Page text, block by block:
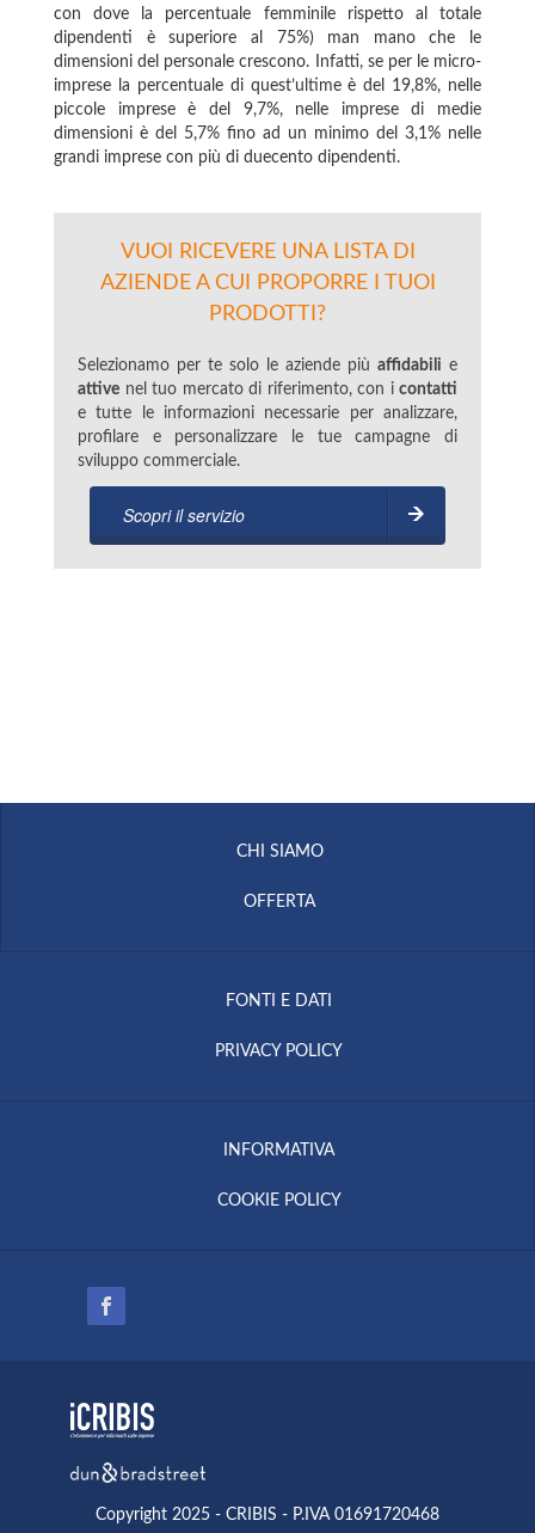
con dove la percentuale femminile rispetto al totale
dipendenti è superiore al 75%) man mano che le
dimensioni del personale crescono. Infatti, se per le micro-
imprese la percentuale di quest’ultime è del 19,8%, nelle
piccole imprese è del 9,7%, nelle imprese di medie
dimensioni è del 5,7% fino ad un minimo del 3,1% nelle
grandi imprese con più di duecento dipendenti.
VUOI RICEVERE UNA LISTA DI
AZIENDE A CUI PROPORRE I TUOI
PRODOTTI?
Selezionamo per te solo le aziende più affidabili e
attive nel tuo mercato di riferimento, con i contatti
e tutte le informazioni necessarie per analizzare,
profilare e personalizzare le tue campagne di
sviluppo commerciale.
Scopri il servizio
CHI SIAMO
OFFERTA
FONTI E DATI
PRIVACY POLICY
INFORMATIVA
COOKIE POLICY
Copyright 2025 - CRIBIS - P.IVA 01691720468